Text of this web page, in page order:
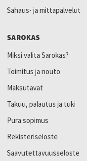
Sahaus- ja mittapalvelut
SAROKAS
Miksi valita Sarokas?
Toimitus ja nouto
Maksutavat
Takuu, palautus ja tuki
Pura sopimus
Rekisteriseloste
Saavutettavuusseloste